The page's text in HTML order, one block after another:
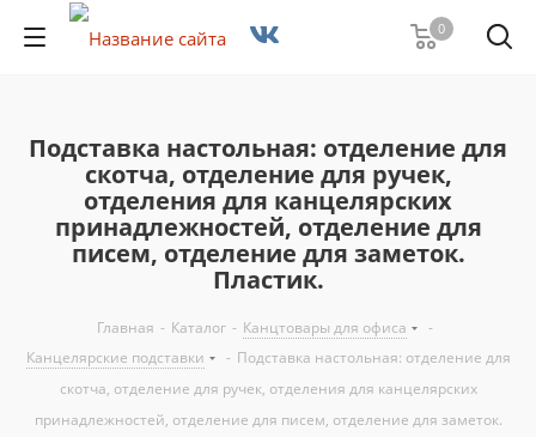
0
Подставка настольная: отделение для
скотча, отделение для ручек,
отделения для канцелярских
принадлежностей, отделение для
писем, отделение для заметок.
Пластик.
Главная - Каталог - Канцтовары для офиса
-
Канцелярские подставки
- Подставка настольная: отделение для
скотча, отделение для ручек, отделения для канцелярских
принадлежностей, отделение для писем, отделение для заметок.